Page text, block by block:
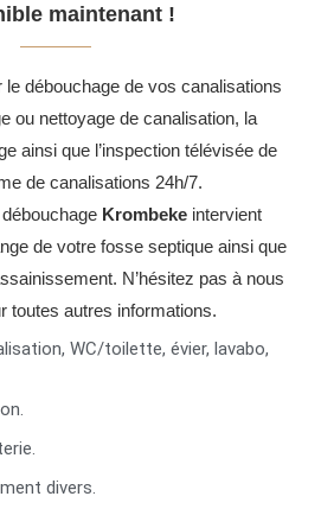
maintenant !
débouchage de vos canalisations
ou nettoyage de canalisation, la
ainsi que l’inspection télévisée de
de canalisations 24h/7.
Krombeke intervient
de votre fosse septique ainsi que
N’hésitez pas à nous
toutes autres informations.
WC/toilette, évier, lavabo,
divers.